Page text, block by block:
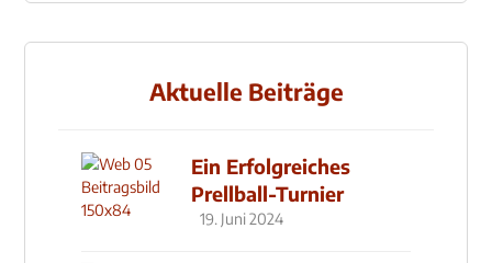
Aktuelle Beiträge
Ein Erfolgreiches
Prellball-Turnier
19. Juni 2024